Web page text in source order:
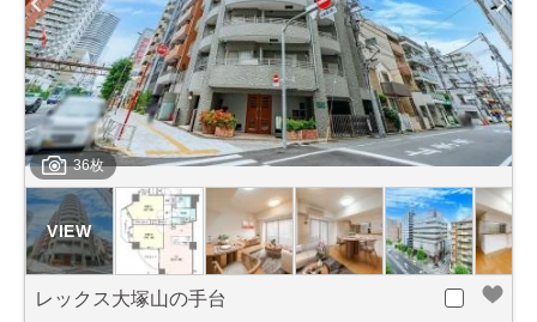
36枚
レックス大塚山の手台